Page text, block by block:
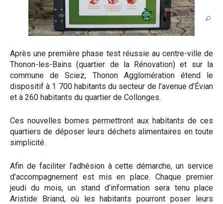
Après une première phase test réussie au centre-ville de
Thonon-les-Bains (quartier de la Rénovation) et sur la
commune de Sciez, Thonon Agglomération étend le
dispositif à 1 700 habitants du secteur de l’avenue d’Évian
et à 260 habitants du quartier de Collonges.
Ces nouvelles bornes permettront aux habitants de ces
quartiers de déposer leurs déchets alimentaires en toute
simplicité.
Afin de faciliter l’adhésion à cette démarche, un service
d’accompagnement est mis en place. Chaque premier
jeudi du mois, un stand d’information sera tenu place
Aristide Briand, où les habitants pourront poser leurs